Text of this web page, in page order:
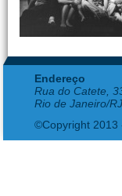
Endereço
Rua do Catete,
Rio de Janeiro/RJ
©Copyright 2013